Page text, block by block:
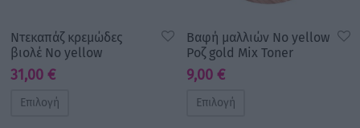
Ντεκαπάζ κρεμώδες
βιολέ No yellow
31,00 €
Επιλογή
Βαφή μαλλιών No yellow
Ροζ gold Mix Toner
9,00 €
Επιλογή